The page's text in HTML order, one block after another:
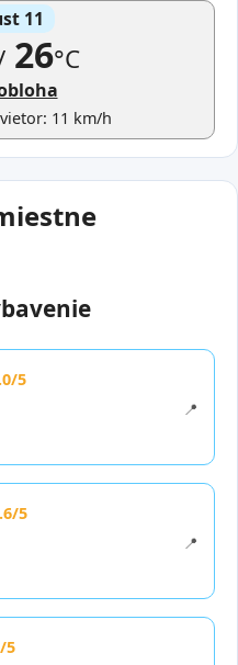
11
26°C
11 km/h
5
📍
5
📍
5